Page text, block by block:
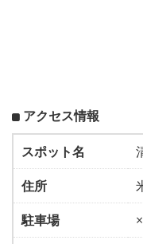
アクセス情報
スポット名
住所
駐車場
×